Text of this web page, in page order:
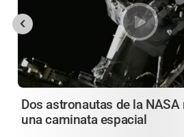
Dos astronautas de la
una caminata espacial